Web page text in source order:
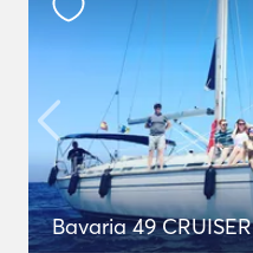
Bavaria 49 CRUISER